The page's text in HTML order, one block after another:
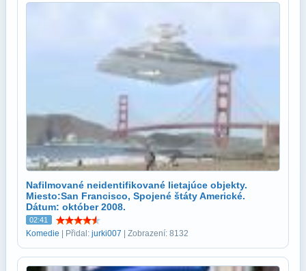
Nafilmované neidentifikované lietajúce objekty.
Miesto:San Francisco, Spojené štáty Americké.
Dátum: október 2008.
02:41
Komedie | Přidal: jurki007 | Zobrazení: 8132